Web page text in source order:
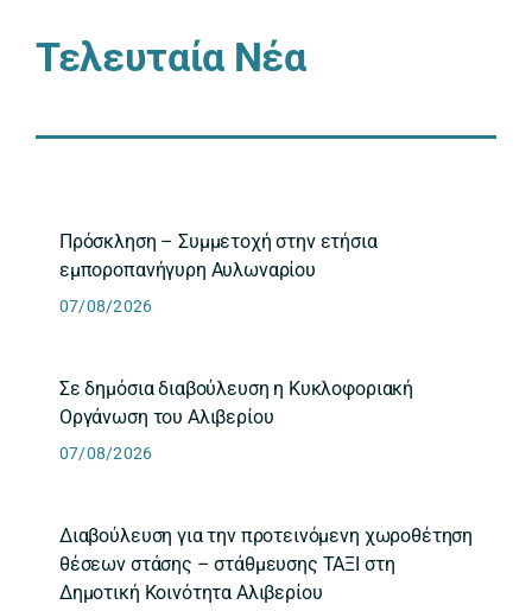
Τελευταία Νέα
Πρόσκληση – Συμμετοχή στην ετήσια
εμποροπανήγυρη Αυλωναρίου
07/08/2026
Σε δημόσια διαβούλευση η Κυκλοφοριακή
Οργάνωση του Αλιβερίου
07/08/2026
Διαβούλευση για την προτεινόμενη χωροθέτηση
θέσεων στάσης – στάθμευσης ΤΑΞΙ στη
Δημοτική Κοινότητα Αλιβερίου